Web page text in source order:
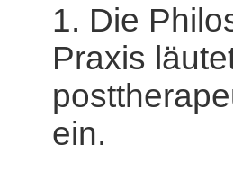
1. Die
Praxis
ein.